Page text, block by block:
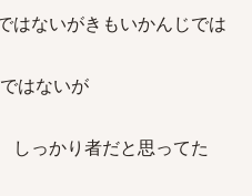
ないがきもいかんじでは
はないが
っかり者だと思ってた